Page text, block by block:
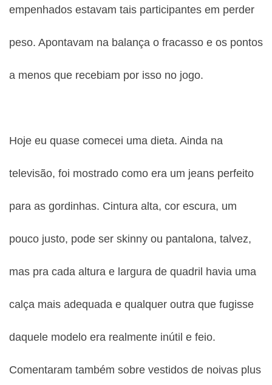
empenhados estavam tais participantes em perder
peso. Apontavam na balança o fracasso e os pontos
a menos que recebiam por isso no jogo.
Hoje eu quase comecei uma dieta. Ainda na
televisão, foi mostrado como era um jeans perfeito
para as gordinhas. Cintura alta, cor escura, um
pouco justo, pode ser skinny ou pantalona, talvez,
mas pra cada altura e largura de quadril havia uma
calça mais adequada e qualquer outra que fugisse
daquele modelo era realmente inútil e feio.
Comentaram também sobre vestidos de noivas plus